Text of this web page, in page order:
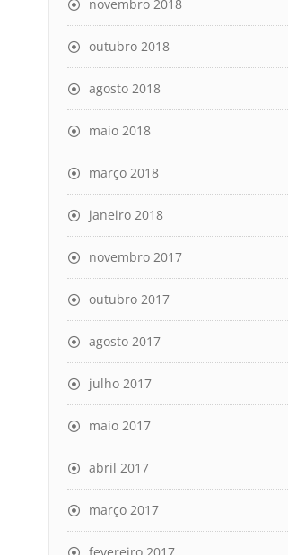
novembro 2018
outubro 2018
agosto 2018
maio 2018
março 2018
janeiro 2018
novembro 2017
outubro 2017
agosto 2017
julho 2017
maio 2017
abril 2017
março 2017